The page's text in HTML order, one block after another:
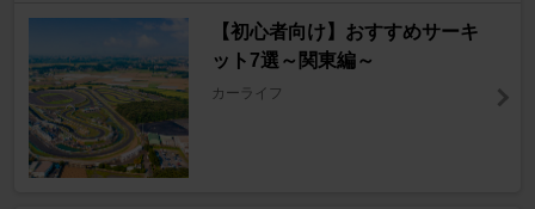
【初心者向け】おすすめサーキ
ット7選～関東編～
カーライフ